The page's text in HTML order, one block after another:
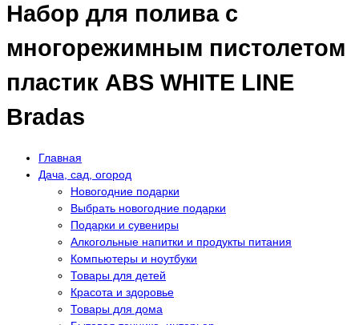
Набор для полива с
многорежимным пистолетом
пластик ABS WHITE LINE
Bradas
Главная
Дача, сад, огород
Новогодние подарки
Выбрать новогодние подарки
Подарки и сувениры
Алкогольные напитки и продукты питания
Компьютеры и ноутбуки
Товары для детей
Красота и здоровье
Товары для дома